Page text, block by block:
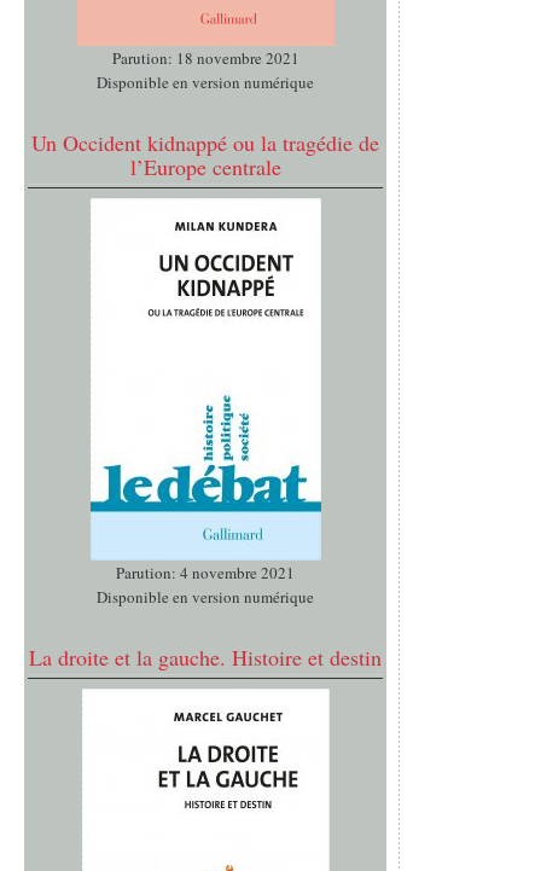
Parution: 18 novembre 2021
Disponible en version numérique
Un Occident kidnappé ou la tragédie de
l’Europe centrale
Parution: 4 novembre 2021
Disponible en version numérique
La droite et la gauche. Histoire et destin